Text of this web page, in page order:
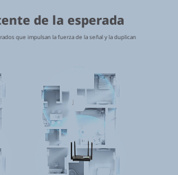
de la esperada
que impulsan la fuerza de la señal y la duplican